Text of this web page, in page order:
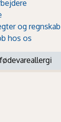
og regnskab
hos os